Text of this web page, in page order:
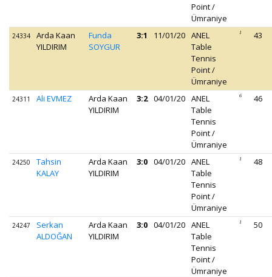
Point /
Ümraniye
24334
Arda Kaan
YILDIRIM
Funda
SOYGUR
3:1 11/01/20 ANEL
Table
Tennis
Point /
Ümraniye
1 43
24311 Ali EVMEZ
Arda Kaan
YILDIRIM
3:2 04/01/20 ANEL
Table
Tennis
Point /
Ümraniye
6 46
24250
Tahsin
KALAY
Arda Kaan
YILDIRIM
3:0 04/01/20 ANEL
Table
Tennis
Point /
Ümraniye
1 48
24247
Serkan
ALDOĞAN
Arda Kaan
YILDIRIM
3:0 04/01/20 ANEL
Table
Tennis
Point /
Ümraniye
1 50